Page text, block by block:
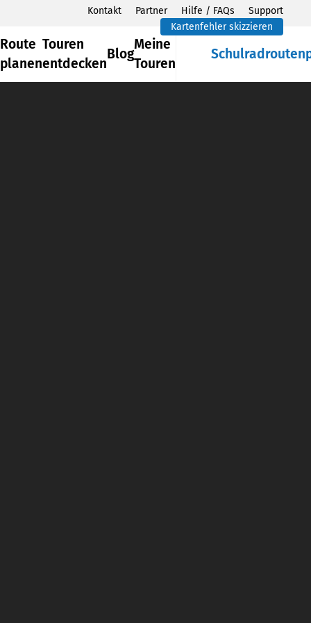
Kontakt Partner Hilfe / FAQs
Support
Kartenfehler skizzieren
Route
planen
Touren
entdecken
Blog
Meine
Touren